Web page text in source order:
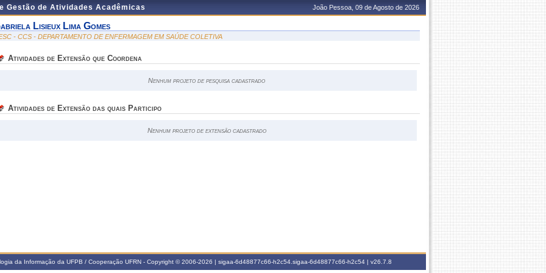
Gestão de Atividades Acadêmicas João Pessoa, 09 de Agosto de 2026
Lisieux Lima Gomes
- CCS - DEPARTAMENTO DE ENFERMAGEM EM SAÚDE COLETIVA
Atividades de Extensão que Coordena
Nenhum projeto de pesquisa cadastrado
Atividades de Extensão das quais Participo
Nenhum projeto de extensão cadastrado
da Informação da UFPB / Cooperação UFRN - Copyright © 2006-2026 | sigaa-6d48877c66-h2c54.sigaa-6d48877c66-h2c54 | v26.7.8